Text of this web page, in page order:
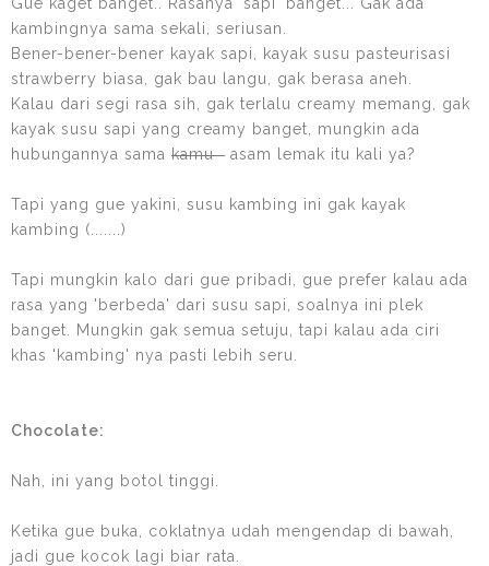
kambingnya sama sekali, seriusan.
Bener-bener-bener kayak sapi, kayak susu pasteurisasi
strawberry biasa, gak bau langu, gak berasa aneh.
Kalau dari segi rasa sih, gak terlalu creamy memang, gak
kayak susu sapi yang creamy banget, mungkin ada
hubungannya sama kamu asam lemak itu kali ya?
Tapi yang gue yakini, susu kambing ini gak kayak
kambing (.......)
Tapi mungkin kalo dari gue pribadi, gue prefer kalau ada
rasa yang 'berbeda' dari susu sapi, soalnya ini plek
banget. Mungkin gak semua setuju, tapi kalau ada ciri
khas 'kambing' nya pasti lebih seru.
Chocolate:
Nah, ini yang botol tinggi.
Ketika gue buka, coklatnya udah mengendap di bawah,
jadi gue kocok lagi biar rata.